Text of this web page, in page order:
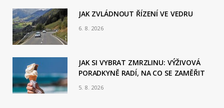
k
JAK ZVLÁDNOUT ŘÍZENÍ VE VEDRU
6. 8. 2026
JAK SI VYBRAT ZMRZLINU: VÝŽIVOVÁ
PORADKYNĚ RADÍ, NA CO SE ZAMĚŘIT
5. 8. 2026